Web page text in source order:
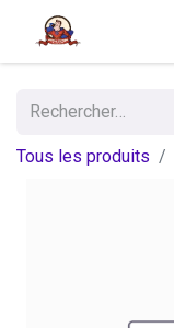
Tous les produits